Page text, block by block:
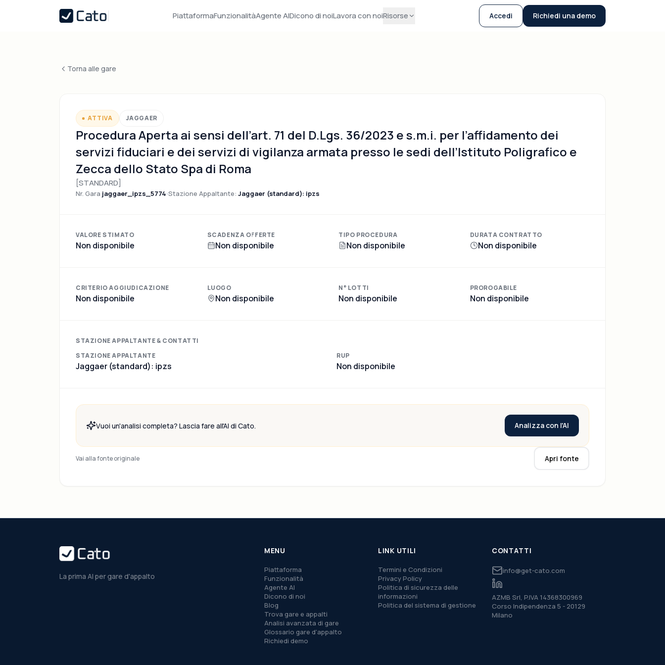
PiattaformaFunzionalitàAgente AIDicono di noiLavora con noiRisorse Accedi Richiedi una demo
Torna alle gare
ATTIVA JAGGAER
Procedura Aperta ai sensi dell’art. 71 del D.Lgs. 36/2023 e s.m.i. per l’affidamento dei
servizi fiduciari e dei servizi di vigilanza armata presso le sedi dell’Istituto Poligrafico e
Zecca dello Stato Spa di Roma
[STANDARD]
Nr. Gara jaggaer_ipzs_5774 Stazione Appaltante: Jaggaer (standard): ipzs
VALORE STIMATO
Non disponibile
SCADENZA OFFERTE
Non disponibile
TIPO PROCEDURA
Non disponibile
DURATA CONTRATTO
Non disponibile
CRITERIO AGGIUDICAZIONE
Non disponibile
LUOGO
Non disponibile
N° LOTTI
Non disponibile
PROROGABILE
Non disponibile
STAZIONE APPALTANTE & CONTATTI
STAZIONE APPALTANTE
Jaggaer (standard): ipzs
RUP
Non disponibile
Vuoi un'analisi completa? Lascia fare all'AI di Cato. Analizza con l'AI
Vai alla fonte originale Apri fonte
La prima AI per gare d'appalto
MENU
Piattaforma
Funzionalità
Agente AI
Dicono di noi
Blog
Trova gare e appalti
Analisi avanzata di gare
Glossario gare d'appalto
Richiedi demo
LINK UTILI
Termini e Condizioni
Privacy Policy
Politica di sicurezza delle
informazioni
Politica del sistema di gestione
CONTATTI
info@get-cato.com
AZMB Srl, P.IVA 14368300969
Corso Indipendenza 5 - 20129
Milano